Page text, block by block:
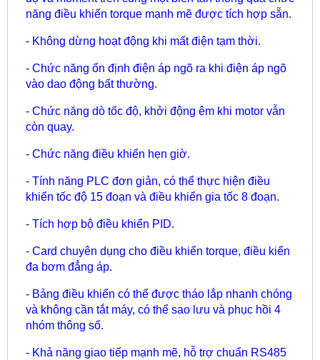
năng điều khiển torque mạnh mẽ được tích hợp sẵn.
- Không dừng hoạt động khi mất điện tạm thời.
- Chức năng ổn định điện áp ngõ ra khi điện áp ngõ
vào dao động bất thường.
- Chức năng dò tốc độ, khởi động êm khi motor vẫn
còn quay.
- Chức năng điều khiển hẹn giờ.
- Tính năng PLC đơn giản, có thể thực hiện điều
khiển tốc độ 15 đoạn và điều khiển gia tốc 8 đoạn.
- Tích hợp bộ điều khiển PID.
- Card chuyên dụng cho điều khiển torque, điều kiển
đa bơm đẳng áp.
- Bảng điều khiển có thể được tháo lắp nhanh chóng
và không cần tắt máy, có thể sao lưu và phục hồi 4
nhóm thông số.
- Khả năng giao tiếp mạnh mẽ, hỗ trợ chuẩn RS485